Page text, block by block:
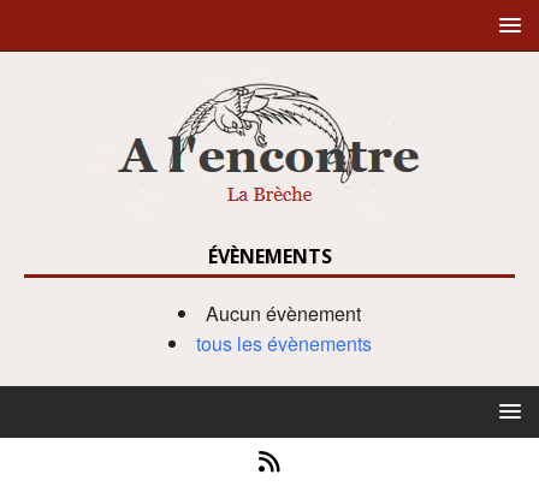
ÉVÈNEMENTS
Aucun évènement
tous les évènements